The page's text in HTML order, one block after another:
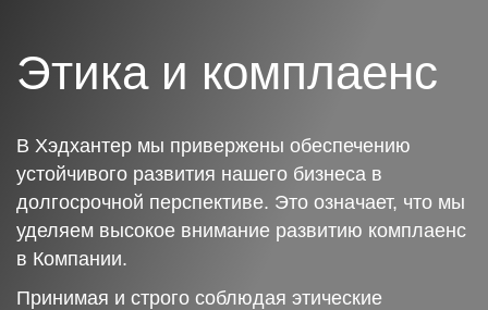
Этика и комплаенс
В Хэдхантер мы привержены обеспечению
устойчивого развития нашего бизнеса в
долгосрочной перспективе. Это означает, что мы
уделяем высокое внимание развитию комплаенс
в Компании.
Принимая и строго соблюдая этические